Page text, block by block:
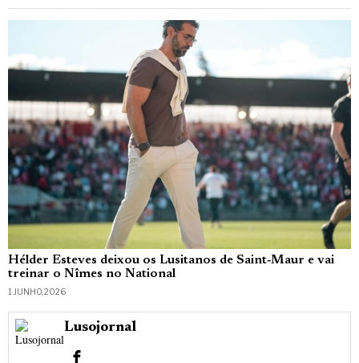
Hélder Esteves deixou os Lusitanos de Saint‑Maur e vai
treinar o Nîmes no National
1 JUNHO, 2026
Lusojornal